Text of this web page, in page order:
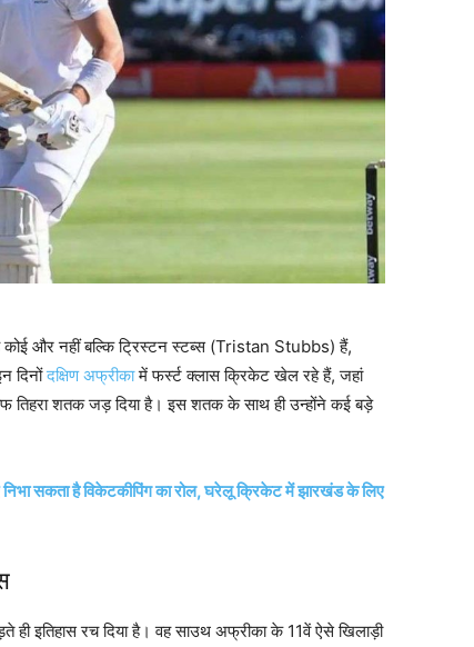
कोई और नहीं बल्कि ट्रिस्टन स्टब्स (Tristan Stubbs) हैं,
दिनोंदक्षिण अफ्रीकामें फर्स्ट क्लास क्रिकेट खेल रहे हैं, जहां
तिहरा शतक जड़ दिया है। इस शतक के साथ ही उन्होंने कई बड़े
सकता है विकेटकीपिंग का रोल, घरेलू क्रिकेट में झारखंड के लिए
ही इतिहास रच दिया है। वह साउथ अफ्रीका के 11वें ऐसे खिलाड़ी